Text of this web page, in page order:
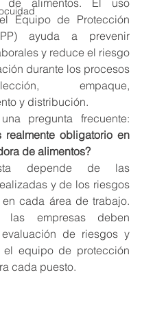
de alimentos. El uso
Equipo de Protección
ayuda a prevenir
y reduce el riesgo
durante los procesos
empaque,
y distribución.
realmente obligatorio en
de alimentos?
depende de las
y de los riesgos
cada área de trabajo.
las empresas deben
de riesgos y
el equipo de protección
cada puesto.